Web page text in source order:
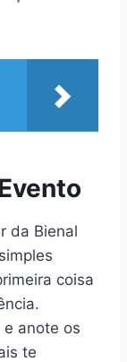
da Bienal
coisa
anote os
te